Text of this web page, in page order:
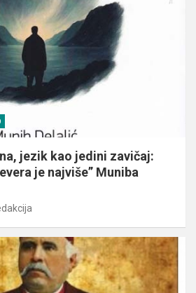
jezik kao jedini zavičaj:
je najviše” Muniba